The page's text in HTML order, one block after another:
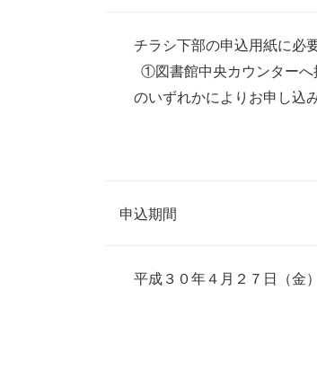
チラシ下部の申込用紙に必
①図書館中央カウンタ
のいずれかによりお申し込み
申込期間
平成３０年４月２７日（金